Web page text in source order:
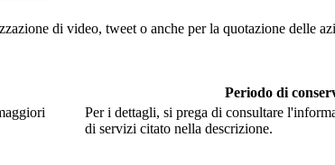
di video, tweet o anche per la quotazione delle
Periodo di
Per i dettagli, si prega di consultare
di servizi citato nella descrizione.